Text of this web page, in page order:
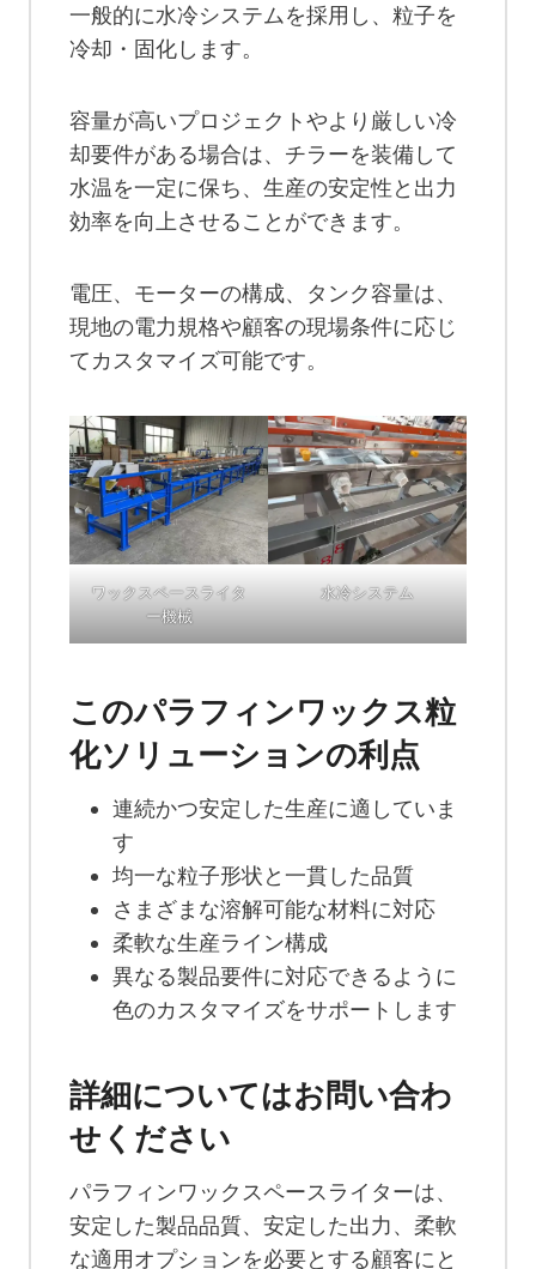
一般的に水冷システムを採用し、粒子を
冷却・固化します。
容量が高いプロジェクトやより厳しい冷
却要件がある場合は、チラーを装備して
水温を一定に保ち、生産の安定性と出力
効率を向上させることができます。
電圧、モーターの構成、タンク容量は、
現地の電力規格や顧客の現場条件に応じ
てカスタマイズ可能です。
ワックスペースライタ
ー機械
水冷システム
このパラフィンワックス粒
化ソリューションの利点
連続かつ安定した生産に適していま
す
均一な粒子形状と一貫した品質
さまざまな溶解可能な材料に対応
柔軟な生産ライン構成
異なる製品要件に対応できるように
色のカスタマイズをサポートします
詳細についてはお問い合わ
せください
パラフィンワックスペースライターは、
安定した製品品質、安定した出力、柔軟
な適用オプションを必要とする顧客にと